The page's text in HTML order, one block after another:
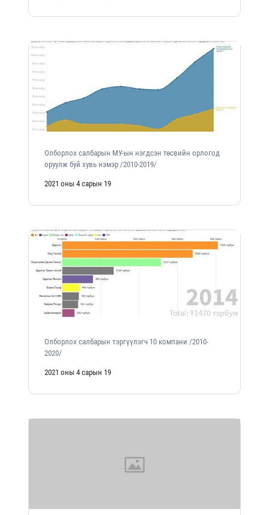
Олборлох салбарын МУ-ын нэгдсэн төсвийн орлогод
оруулж буй хувь нэмэр /2010-2019/
2021 оны 4 сарын 19
Олборлох салбарын тэргүүлэгч 10 компани /2010-
2020/
2021 оны 4 сарын 19